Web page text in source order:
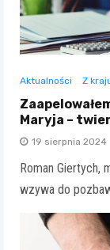
Aktualności Z
Maryja –
19 sierpnia 2024
Roman Giertych,
wzywa do